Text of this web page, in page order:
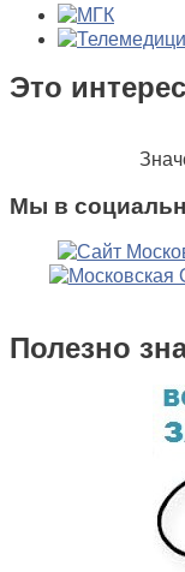
Это
Мы в
Полезно